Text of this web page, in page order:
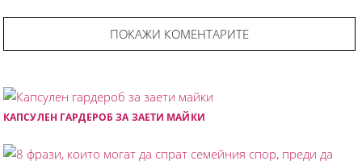
ПОКАЖИ КОМЕНТАРИТЕ
КАПСУЛЕН ГАРДЕРОБ ЗА ЗАЕТИ МАЙКИ